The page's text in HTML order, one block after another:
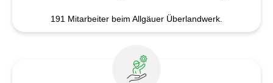
191 Mitarbeiter beim Allgäuer Überlandwerk.